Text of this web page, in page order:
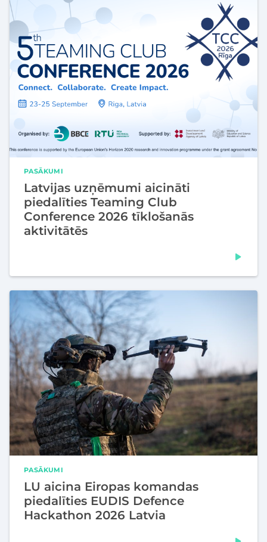
PASĀKUMI
Latvijas uzņēmumi aicināti
piedalīties Teaming Club
Conference 2026 tīklošanās
aktivitātēs
PASĀKUMI
LU aicina Eiropas komandas
piedalīties EUDIS Defence
Hackathon 2026 Latvia